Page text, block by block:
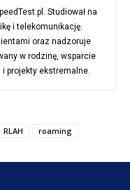
Studiował na
i telekomunikację.
oraz nadzoruje
w rodzinę, wsparcie
projekty ekstremalne.
RLAH roaming